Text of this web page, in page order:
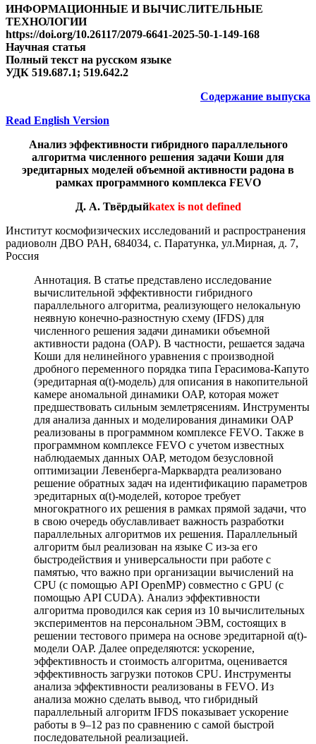
ИНФОРМАЦИОННЫЕ И ВЫЧИСЛИТЕЛЬНЫЕ
ТЕХНОЛОГИИ
https://doi.org/10.26117/2079-6641-2025-50-1-149-168
Научная статья
Полный текст на русском языке
УДК 519.687.1; 519.642.2
Содержание выпуска
Read English Version
Анализ эффективности гибридного параллельного
алгоритма численного решения задачи Коши для
эредитарных моделей объемной активности радона в
рамках программного комплекса FEVO
Д. А. Твёрдыйkatex is not defined
Институт космофизических исследований и распространения
радиоволн ДВО РАН, 684034, c. Паратунка, ул.Мирная, д. 7,
Россия
Аннотация. В статье представлено исследование
вычислительной эффективности гибридного
параллельного алгоритма, реализующего нелокальную
неявную конечно-разностную схему (IFDS) для
численного решения задачи динамики объемной
активности радона (ОАР). В частности, решается задача
Коши для нелинейного уравнения с производной
дробного переменного порядка типа Герасимова-Капуто
(эредитарная α(t)-модель) для описания в накопительной
камере аномальной динамики ОАР, которая может
предшествовать сильным землетрясениям. Инструменты
для анализа данных и моделирования динамики ОАР
реализованы в программном комплексе FEVO. Также в
программном комплексе FEVO с учетом известных
наблюдаемых данных ОАР, методом безусловной
оптимизации Левенберга-Марквардта реализовано
решение обратных задач на идентификацию параметров
эредитарных α(t)-моделей, которое требует
многократного их решения в рамках прямой задачи, что
в свою очередь обуславливает важность разработки
параллельных алгоритмов их решения. Параллельный
алгоритм был реализован на языке C из-за его
быстродействия и универсальности при работе с
памятью, что важно при организации вычислений на
CPU (с помощью API OpenMP) совместно с GPU (с
помощью API CUDA). Анализ эффективности
алгоритма проводился как серия из 10 вычислительных
экспериментов на персональном ЭВМ, состоящих в
решении тестового примера на основе эредитарной α(t)-
модели ОАР. Далее определяются: ускорение,
эффективность и стоимость алгоритма, оценивается
эффективность загрузки потоков CPU. Инструменты
анализа эффективности реализованы в FEVO. Из
анализа можно сделать вывод, что гибридный
параллельный алгоритм IFDS показывает ускорение
работы в 9–12 раз по сравнению с самой быстрой
последовательной реализацией.